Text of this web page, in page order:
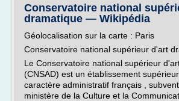
Conservatoire national
dramatique — Wikipédia
Géolocalisation sur la carte : Paris
Conservatoire national supérieur d'art
Le Conservatoire national supérieur
(CNSAD) est un établissement
caractère administratif français ,
ministère de la Culture et la